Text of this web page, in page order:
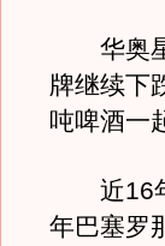
华奥星
牌继续下
吨啤酒一
近16年
年巴塞罗